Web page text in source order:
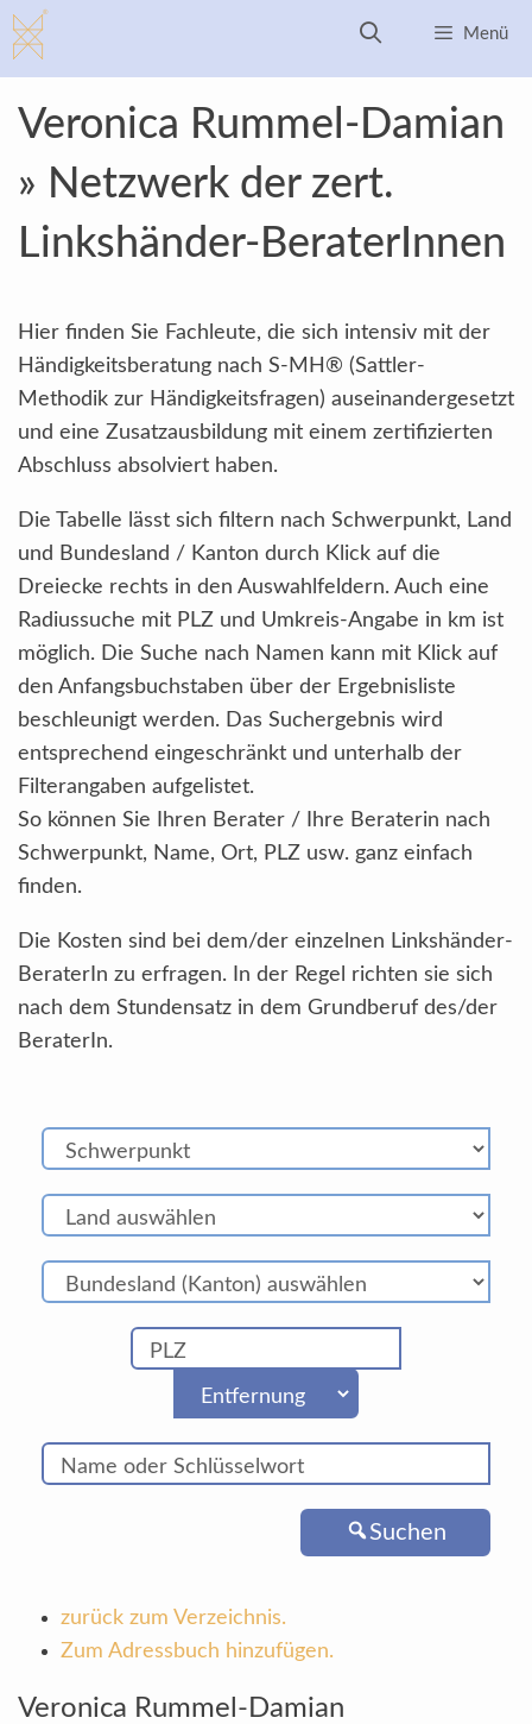
Zum
Inhalt
springen
Menü
Veronica Rummel-Damian
» Netzwerk der zert.
Linkshänder-BeraterInnen
Hier finden Sie Fachleute, die sich intensiv mit der
Händigkeitsberatung nach S-MH® (Sattler-
Methodik zur Händigkeitsfragen) auseinandergesetzt
und eine Zusatzausbildung mit einem zertifizierten
Abschluss absolviert haben.
Die Tabelle lässt sich filtern nach Schwerpunkt, Land
und Bundesland / Kanton durch Klick auf die
Dreiecke rechts in den Auswahlfeldern. Auch eine
Radiussuche mit PLZ und Umkreis-Angabe in km ist
möglich. Die Suche nach Namen kann mit Klick auf
den Anfangsbuchstaben über der Ergebnisliste
beschleunigt werden. Das Suchergebnis wird
entsprechend eingeschränkt und unterhalb der
Filterangaben aufgelistet.
So können Sie Ihren Berater / Ihre Beraterin nach
Schwerpunkt, Name, Ort, PLZ usw. ganz einfach
finden.
Die Kosten sind bei dem/der einzelnen Linkshänder-
BeraterIn zu erfragen. In der Regel richten sie sich
nach dem Stundensatz in dem Grundberuf des/der
BeraterIn.
Suchen
zurück zum Verzeichnis.
Zum Adressbuch hinzufügen.
Veronica Rummel-Damian